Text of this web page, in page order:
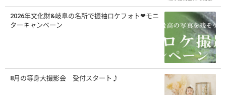
2026年文化財&岐阜の名所で振袖ロケフォト❤モニ
ターキャンペーン
8月の等身大撮影会 受付スタート♪